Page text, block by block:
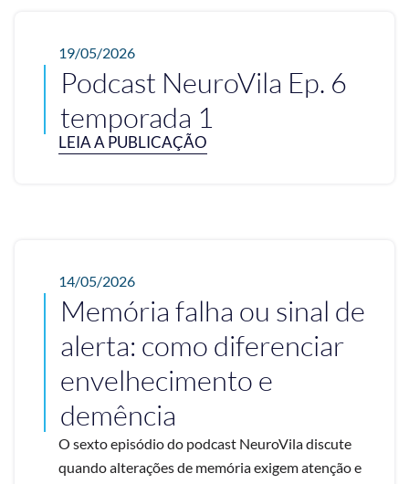
19/05/2026
Podcast NeuroVila Ep. 6
temporada 1
LEIA A PUBLICAÇÃO
14/05/2026
Memória falha ou sinal de
alerta: como diferenciar
envelhecimento e
demência
O sexto episódio do podcast NeuroVila discute
quando alterações de memória exigem atenção e